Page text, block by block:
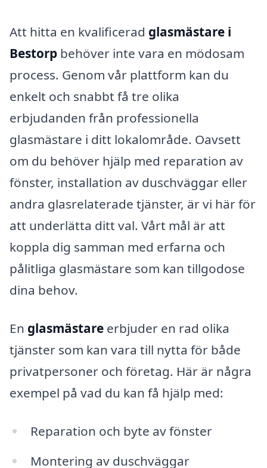
Att hitta en kvalificerad glasmästare i
Bestorp behöver inte vara en mödosam
process. Genom vår plattform kan du
enkelt och snabbt få tre olika
erbjudanden från professionella
glasmästare i ditt lokalområde. Oavsett
om du behöver hjälp med reparation av
fönster, installation av duschväggar eller
andra glasrelaterade tjänster, är vi här för
att underlätta ditt val. Vårt mål är att
koppla dig samman med erfarna och
pålitliga glasmästare som kan tillgodose
dina behov.
En glasmästare erbjuder en rad olika
tjänster som kan vara till nytta för både
privatpersoner och företag. Här är några
exempel på vad du kan få hjälp med:
Reparation och byte av fönster
Montering av duschväggar